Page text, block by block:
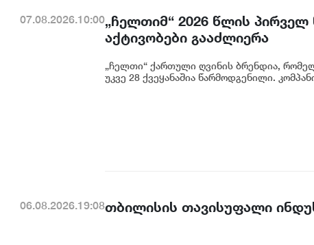
07.08.2026.10:00„ჩელთიმ“ 2026 წლის
აქტივობები გააძლიერა
„ჩელთი“ ქართული ღვინის ბრენდია,
უკვე 28 ქვეყანაშია წარმოდგენილი.
06.08.2026.19:08თბილისის თავისუფალი